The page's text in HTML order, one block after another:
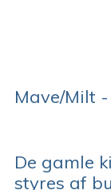
Mave/Milt
De gamle
styres af